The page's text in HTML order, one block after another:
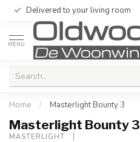
Delivered to your living room
MENU
Home / Masterlight Bounty 3
Masterlight Bounty 3
MASTERLIGHT